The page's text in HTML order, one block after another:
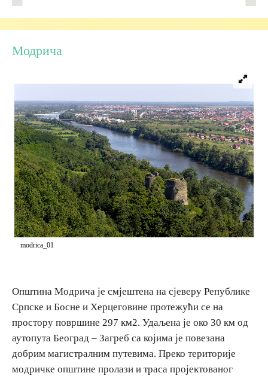
Манифестације
Смјештај
Мултимедија
Фото
Видео
E-Brochure
Откриј Српску
Модрича
modrica_01
Општина Модрича је смјештена на сјеверу Републике
Српске и Босне и Херцеговине протежући се на
простору површине 297 км2. Удаљена је око 30 км од
аутопута Београд – Загреб са којима је повезана
добрим магистралним путевима. Преко територије
модричке општине пролази и траса пројектованог